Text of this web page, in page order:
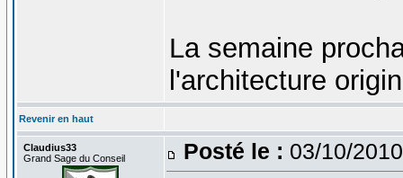
La semaine
l'architecture
Revenir en haut
Claudius33
Grand Sage du Conseil
Posté le : 03/10/